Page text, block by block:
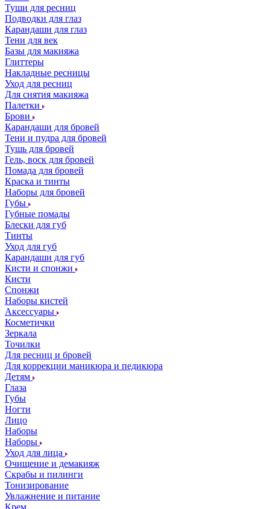
Туши для ресниц
Подводки для глаз
Карандаши для глаз
Тени для век
Базы для макияжа
Глиттеры
Накладные ресницы
Уход для ресниц
Для снятия макияжа
Палетки
Брови
Карандаши для бровей
Тени и пудра для бровей
Тушь для бровей
Гель, воск для бровей
Помада для бровей
Краска и тинты
Наборы для бровей
Губы
Губные помады
Блески для губ
Тинты
Уход для губ
Карандаши для губ
Кисти и спонжи
Кисти
Спонжи
Наборы кистей
Аксессуары
Косметички
Зеркала
Точилки
Для ресниц и бровей
Для коррекции маникюра и педикюра
Детям
Глаза
Губы
Ногти
Лицо
Наборы
Наборы
Уход для лица
Очищение и демакияж
Скрабы и пилинги
Тонизирование
Увлажнение и питание